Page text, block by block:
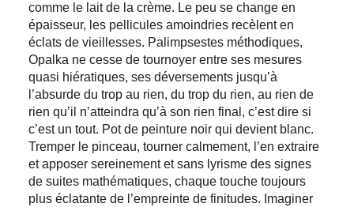
comme le lait de la crème. Le peu se change en
épaisseur, les pellicules amoindries recèlent en
éclats de vieillesses. Palimpsestes méthodiques,
Opalka ne cesse de tournoyer entre ses mesures
quasi hiératiques, ses déversements jusqu’à
l’absurde du trop au rien, du trop du rien, au rien de
rien qu’il n’atteindra qu’à son rien final, c’est dire si
c’est un tout. Pot de peinture noir qui devient blanc.
Tremper le pinceau, tourner calmement, l’en extraire
et apposer sereinement et sans lyrisme des signes
de suites mathématiques, chaque touche toujours
plus éclatante de l’empreinte de finitudes. Imaginer